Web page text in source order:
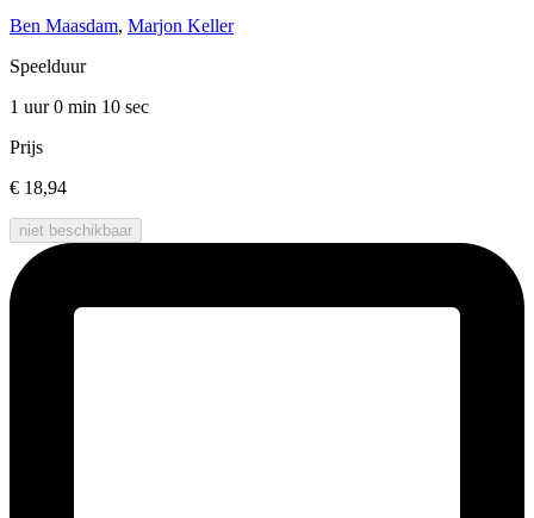
Ben Maasdam, Marjon Keller
Speelduur
1 uur 0 min 10 sec
Prijs
€ 18,94
niet beschikbaar